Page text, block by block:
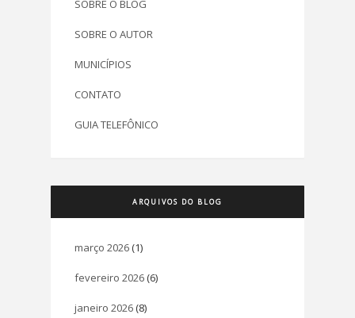
SOBRE O BLOG
SOBRE O AUTOR
MUNICÍPIOS
CONTATO
GUIA TELEFÔNICO
ARQUIVOS DO BLOG
março 2026 (1)
fevereiro 2026 (6)
janeiro 2026 (8)